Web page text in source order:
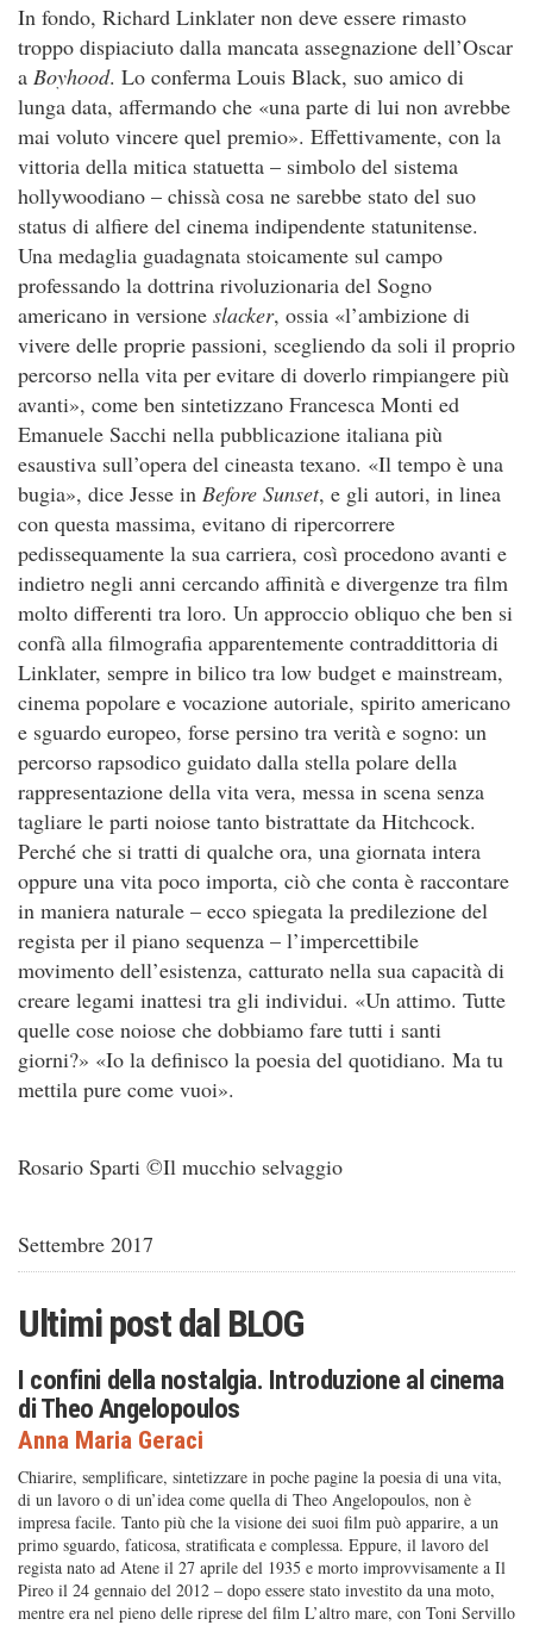
In fondo, Richard Linklater non deve essere rimasto
troppo dispiaciuto dalla mancata assegnazione dell’Oscar
a Boyhood. Lo conferma Louis Black, suo amico di
lunga data, affermando che «una parte di lui non avrebbe
mai voluto vincere quel premio». Effettivamente, con la
vittoria della mitica statuetta – simbolo del sistema
hollywoodiano – chissà cosa ne sarebbe stato del suo
status di alfiere del cinema indipendente statunitense.
Una medaglia guadagnata stoicamente sul campo
professando la dottrina rivoluzionaria del Sogno
americano in versione slacker, ossia «l’ambizione di
vivere delle proprie passioni, scegliendo da soli il proprio
percorso nella vita per evitare di doverlo rimpiangere più
avanti», come ben sintetizzano Francesca Monti ed
Emanuele Sacchi nella pubblicazione italiana più
esaustiva sull’opera del cineasta texano. «Il tempo è una
bugia», dice Jesse in Before Sunset, e gli autori, in linea
con questa massima, evitano di ripercorrere
pedissequamente la sua carriera, così procedono avanti e
indietro negli anni cercando affinità e divergenze tra film
molto differenti tra loro. Un approccio obliquo che ben si
confà alla filmografia apparentemente contraddittoria di
Linklater, sempre in bilico tra low budget e mainstream,
cinema popolare e vocazione autoriale, spirito americano
e sguardo europeo, forse persino tra verità e sogno: un
percorso rapsodico guidato dalla stella polare della
rappresentazione della vita vera, messa in scena senza
tagliare le parti noiose tanto bistrattate da Hitchcock.
Perché che si tratti di qualche ora, una giornata intera
oppure una vita poco importa, ciò che conta è raccontare
in maniera naturale – ecco spiegata la predilezione del
regista per il piano sequenza – l’impercettibile
movimento dell’esistenza, catturato nella sua capacità di
creare legami inattesi tra gli individui. «Un attimo. Tutte
quelle cose noiose che dobbiamo fare tutti i santi
giorni?» «Io la definisco la poesia del quotidiano. Ma tu
mettila pure come vuoi».
Rosario Sparti ©Il mucchio selvaggio
Settembre 2017
Ultimi post dalBLOG
I confini della nostalgia. Introduzione al cinema
di Theo Angelopoulos
Anna Maria Geraci
Chiarire, semplificare, sintetizzare in poche pagine la poesia di una vita,
di un lavoro o di un’idea come quella di Theo Angelopoulos, non è
impresa facile. Tanto più che la visione dei suoi film può apparire, a un
primo sguardo, faticosa, stratificata e complessa. Eppure, il lavoro del
regista nato ad Atene il 27 aprile del 1935 e morto improvvisamente a Il
Pireo il 24 gennaio del 2012 – dopo essere stato investito da una moto,
mentre era nel pieno delle riprese del film L’altro mare, con Toni Servillo